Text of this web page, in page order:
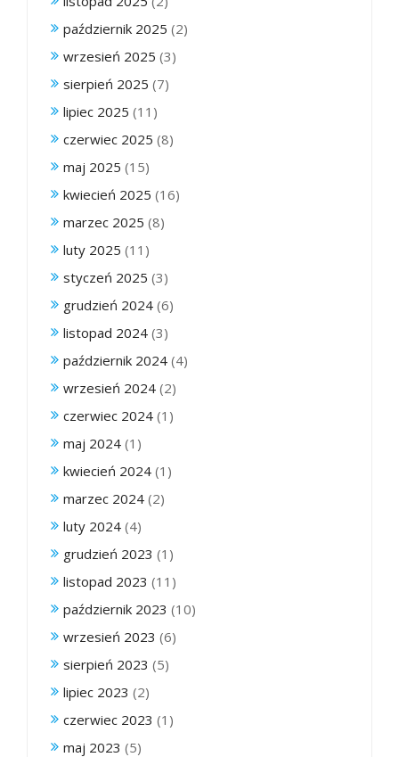
październik 2025 (2)
wrzesień 2025 (3)
sierpień 2025 (7)
lipiec 2025 (11)
czerwiec 2025 (8)
maj 2025 (15)
kwiecień 2025 (16)
marzec 2025 (8)
luty 2025 (11)
styczeń 2025 (3)
grudzień 2024 (6)
listopad 2024 (3)
październik 2024 (4)
wrzesień 2024 (2)
czerwiec 2024 (1)
maj 2024 (1)
kwiecień 2024 (1)
marzec 2024 (2)
luty 2024 (4)
grudzień 2023 (1)
listopad 2023 (11)
październik 2023 (10)
wrzesień 2023 (6)
sierpień 2023 (5)
lipiec 2023 (2)
czerwiec 2023 (1)
maj 2023 (5)